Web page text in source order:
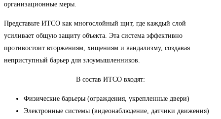
организационные меры.
Представьте ИТСО как многослойный щит, где каждый слой
усиливает общую защиту объекта. Эта система эффективно
противостоит вторжениям, хищениям и вандализму, создавая
неприступный барьер для злоумышленников.
В состав ИТСО входят:
Физические барьеры (ограждения, укрепленные двери)
Электронные системы (видеонаблюдение, датчики движения)